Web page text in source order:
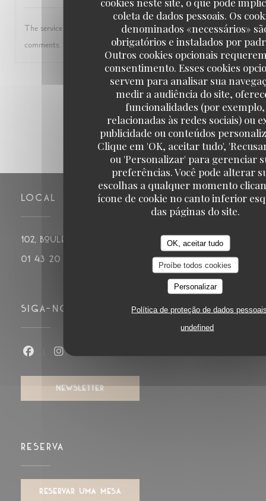
coleta de dados pessoais. Os
denominados «necessários»
obrigatórios e instalados por
Outros cookies opcionais
consentimento. Esses cookies
servem para analisar sua
medir a audiência do site,
funcionalidades (por exemplo,
relacionadas às redes sociais) ou
publicidade ou conteúdos
Clique em 'OK, aceitar tudo',
ou 'Personalizar' para gerenciar
preferências. Você pode alterar
escolhas a qualquer momento
ícone de cookie no canto inferior
das páginas do site.
OK, aceitar tudo
Proíbe todos cookies
Personalizar
Política de proteção de dados
undefined
The service was ok. The waiters seemed very intent on joking and
comments.
1 2 3
LOCAL
102, boulevard de Montparnasse 75014 PARIS((abre
01 43 20 14 20
SIGA-NOS
NEWSLETTER
RESERVA
RESERVAR UMA MESA